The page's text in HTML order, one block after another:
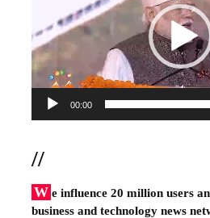
00:00
//
W e influence 20 million users
business and technology news